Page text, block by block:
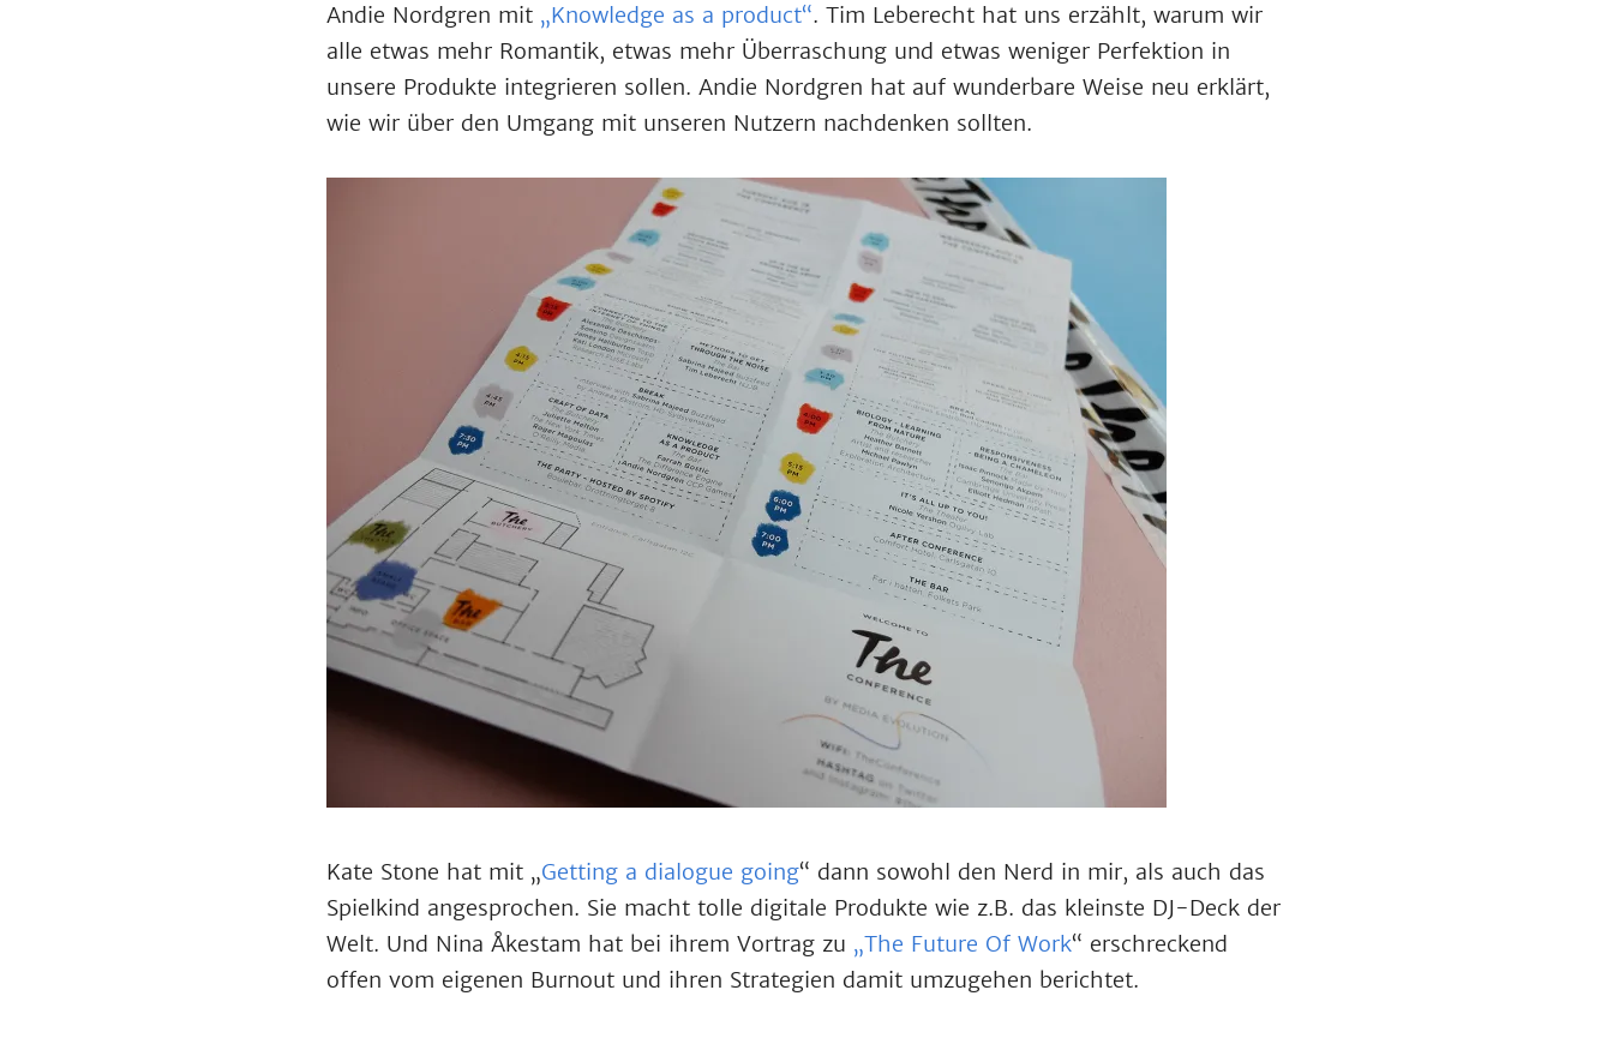
Andie Nordgren mit „Knowledge as a product“. Tim Leberecht hat uns erzählt, warum wir
alle etwas mehr Romantik, etwas mehr Überraschung und etwas weniger Perfektion in
unsere Produkte integrieren sollen. Andie Nordgren hat auf wunderbare Weise neu erklärt,
wie wir über den Umgang mit unseren Nutzern nachdenken sollten.
Kate Stone hat mit „Getting a dialogue going“ dann sowohl den Nerd in mir, als auch das
Spielkind angesprochen. Sie macht tolle digitale Produkte wie z.B. das kleinste DJ-Deck der
Welt. Und Nina Åkestam hat bei ihrem Vortrag zu „The Future Of Work“ erschreckend
offen vom eigenen Burnout und ihren Strategien damit umzugehen berichtet.